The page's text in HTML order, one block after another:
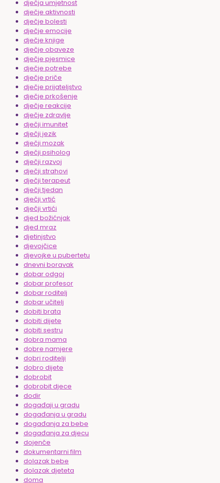
dječja umjetnost
dječje aktivnosti
dječje bolesti
dječje emocije
dječje knjige
dječje obaveze
dječje pjesmice
dječje potrebe
dječje priče
dječje prijateljstvo
dječje prkošenje
dječje reakcije
dječje zdravlje
dječji imunitet
dječji jezik
dječji mozak
dječji psiholog
dječji razvoj
dječji strahovi
dječji terapeut
dječji tjedan
dječji vrtić
dječji vrtići
djed božićnjak
djed mraz
djetinjstvo
djevojčice
djevojke u pubertetu
dnevni boravak
dobar odgoj
dobar profesor
dobar roditelj
dobar učitelj
dobiti brata
dobiti dijete
dobiti sestru
dobra mama
dobre namjere
dobri roditelji
dobro dijete
dobrobit
dobrobit djece
dodir
događaji u gradu
događanja u gradu
događanja za bebe
događanja za djecu
dojenče
dokumentarni film
dolazak bebe
dolazak djeteta
doma